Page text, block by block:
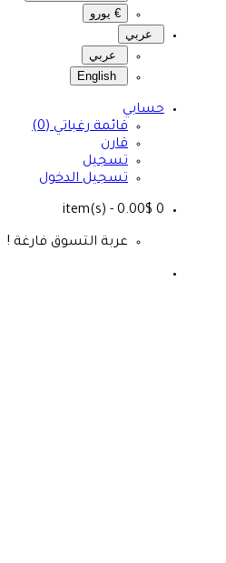
€ يورو
عربي
عربي
حسابي
قائمة رغباتي (0)
قارن
تسجيل
تسجيل الدخول
0
- 0.00$
عربة التسوق فارغة !